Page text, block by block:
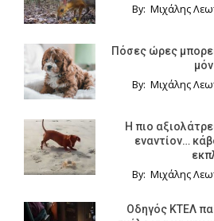
By: Μιχάλης
Πόσες ώρες
By: Μιχάλης
Η πιο
εναντίον…
By: Μιχάλης
Οδηγός KTΕΛ